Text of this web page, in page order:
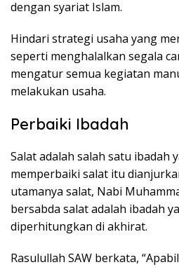
dengan syariat Islam.
Hindari strategi usaha yang
seperti menghalalkan segala
mengatur semua kegiatan
melakukan usaha.
Perbaiki Ibadah
Salat adalah salah satu ibadah
memperbaiki salat itu
utamanya salat, Nabi
bersabda salat adalah ibadah
diperhitungkan di akhirat.
Rasulullah SAW berkata,